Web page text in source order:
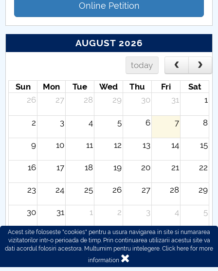
Online Petition
AUGUST 2026
today
Sun Mon Tue Wed Thu Fri
Sat
26
27 28 29 30 31 1
2 3 4 5 6 7 8
9 10 11 12 13 14 15
16 17 18 19 20 21 22
23 24 25 26 27 28 29
30 31 1 2 3 4 5
Acest site foloseste "cookies" pentru a usura navigarea in site si numararea
vizitatorilor intr-o perioada de timp. Prin continuarea utilizarii acestui site va
dati acordul folosiri acestora. Multumim pentru intelegere. Click here for more
information